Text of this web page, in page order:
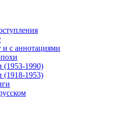
и с аннотациями
(1953-1990)
(1918-1953)